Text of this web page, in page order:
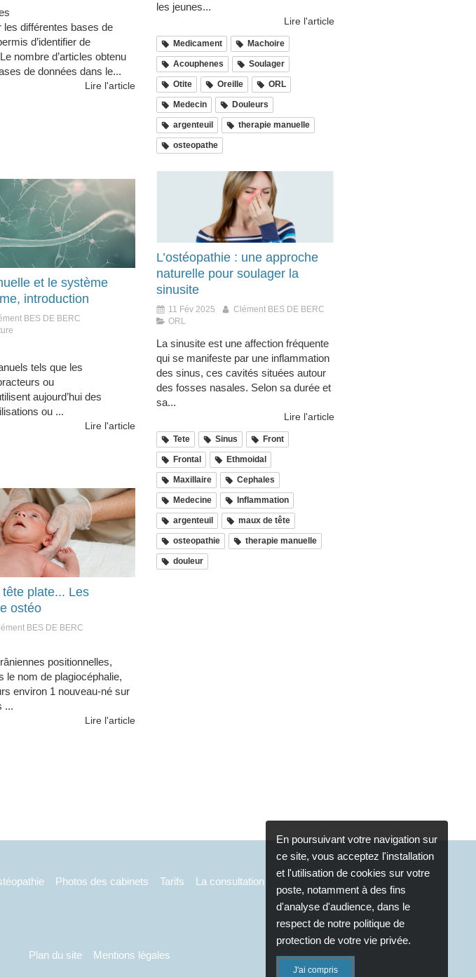
différentes bases de
d’identifier de
nombre d’articles obtenu
de données dans le...
Lire l'article
et le système
introduction
BES DE BERC
tels que les
ou
aujourd’hui des
ou ...
Lire l'article
plate... Les
ostéo
BES DE BERC
positionnelles,
le nom de plagiocéphalie,
environ 1 nouveau-né sur
...
Lire l'article
les jeunes...
Lire l'article
Medicament Machoire
Acouphenes Soulager
Otite Oreille ORL
Medecin Douleurs
argenteuil therapie manuelle
osteopathe
L’ostéopathie : une approche
naturelle pour soulager la
sinusite
11 Fév 2025
Clément BES DE BERC
ORL
La sinusite est une affection fréquente
qui se manifeste par une inflammation
des sinus, ces cavités situées autour
des fosses nasales. Selon sa durée et
sa...
Lire l'article
Tete Sinus Front
Frontal Ethmoidal
Maxillaire Cephales
Medecine Inflammation
argenteuil maux de tête
osteopathie therapie manuelle
douleur
Photos des cabinets Tarifs
La consultation
Plan du site Mentions légales
En poursuivant votre navigation sur
ce site, vous acceptez l'installation
et l'utilisation de cookies sur votre
poste, notamment à des fins
d'analyse d'audience, dans le
respect de notre politique de
protection de votre vie privée.
J'ai compris